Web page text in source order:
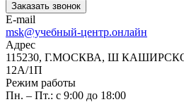
Заказать звонок
E-mail
msk@учебный-центр.онлайн
Адрес
115230, Г.МОСКВА, Ш
12А/1П
Режим работы
Пн. – Пт.: с 9:00 до 18:00